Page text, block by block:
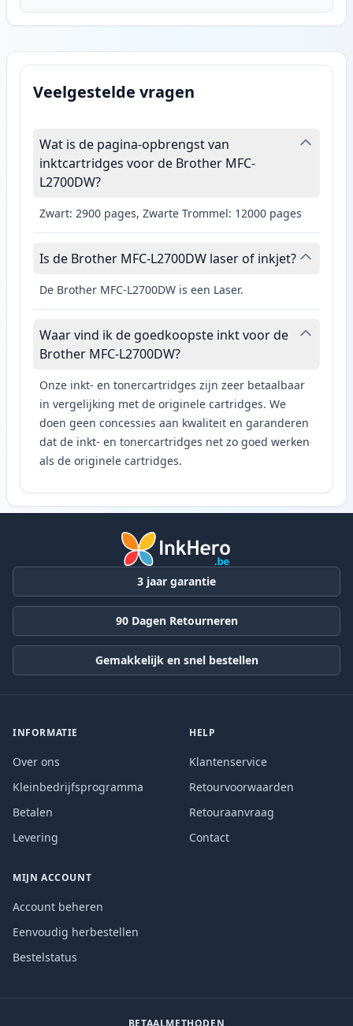
Veelgestelde vragen
Wat is de pagina-opbrengst van
inktcartridges voor de Brother MFC-
L2700DW?
Zwart: 2900 pages, Zwarte Trommel: 12000 pages
Is de Brother MFC-L2700DW laser of inkjet?
De Brother MFC-L2700DW is een Laser.
Waar vind ik de goedkoopste inkt voor de
Brother MFC-L2700DW?
Onze inkt- en tonercartridges zijn zeer betaalbaar
in vergelijking met de originele cartridges. We
doen geen concessies aan kwaliteit en garanderen
dat de inkt- en tonercartridges net zo goed werken
als de originele cartridges.
3 jaar garantie
90 Dagen Retourneren
Gemakkelijk en snel bestellen
INFORMATIE
Over ons
Kleinbedrijfsprogramma
Betalen
Levering
HELP
Klantenservice
Retourvoorwaarden
Retouraanvraag
Contact
MIJN ACCOUNT
Account beheren
Eenvoudig herbestellen
Bestelstatus
BETAALMETHODEN